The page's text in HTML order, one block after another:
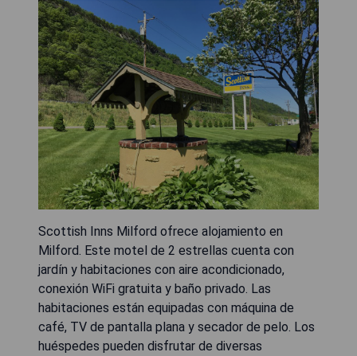
Scottish Inns Milford ofrece alojamiento en
Milford. Este motel de 2 estrellas cuenta con
jardín y habitaciones con aire acondicionado,
conexión WiFi gratuita y baño privado. Las
habitaciones están equipadas con máquina de
café, TV de pantalla plana y secador de pelo. Los
huéspedes pueden disfrutar de diversas